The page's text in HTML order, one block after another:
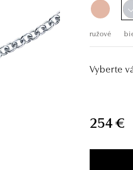
ružové
Vyberte
254 €